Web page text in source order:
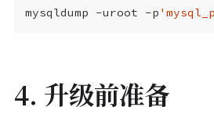
mysqldump -uroot -p
4. 升级前准备